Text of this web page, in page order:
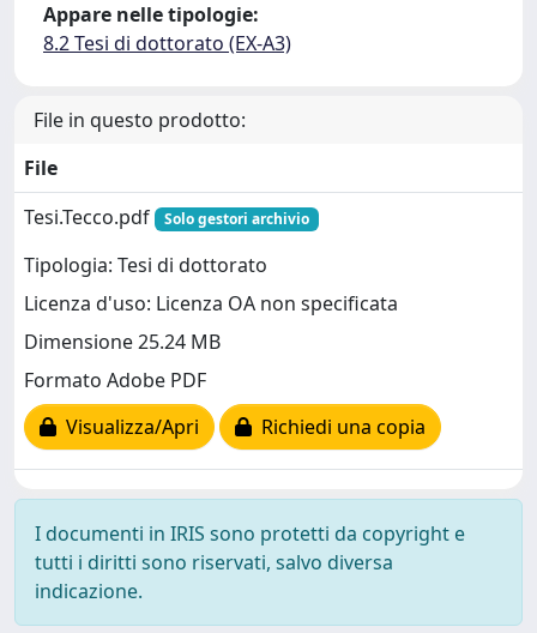
Appare nelle tipologie:
8.2 Tesi di dottorato (EX-A3)
File in questo prodotto:
File
Tesi.Tecco.pdf
Solo gestori archivio
Tipologia: Tesi di dottorato
Licenza d'uso: Licenza OA non specificata
Dimensione 25.24 MB
Formato Adobe PDF
Visualizza/Apri
Richiedi una copia
I documenti in IRIS sono protetti da copyright e
tutti i diritti sono riservati, salvo diversa
indicazione.